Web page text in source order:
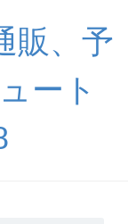
販、予
ート